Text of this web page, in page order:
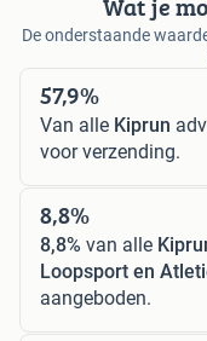
De onderstaande
57,9%
Van alle Kiprun
voor verzending.
8,8%
8,8% van alle
Loopsport en
aangeboden.